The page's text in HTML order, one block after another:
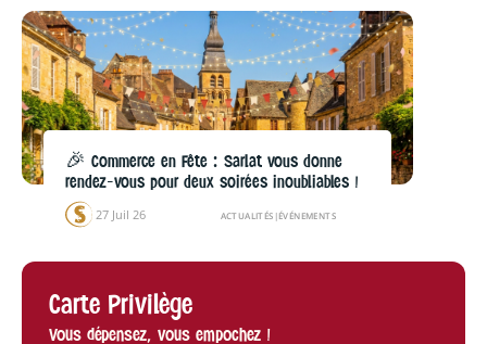
🎉 Commerce en Fête : Sarlat vous donne
rendez-vous pour deux soirées inoubliables !
27 Juil 26 ACTUALITÉS |ÉVÉNEMENTS
Carte Privilège
Vous dépensez, vous empochez !